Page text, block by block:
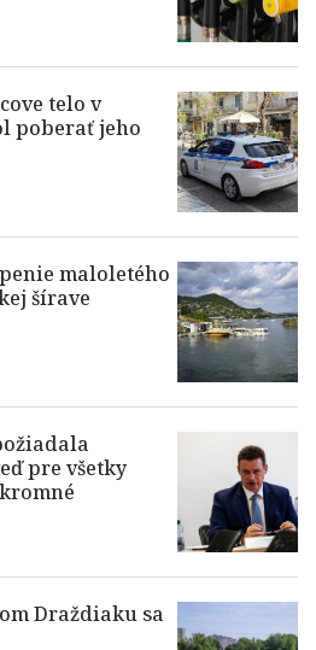
telo v
poberať jeho
maloletého
šírave
pre všetky
Draždiaku sa